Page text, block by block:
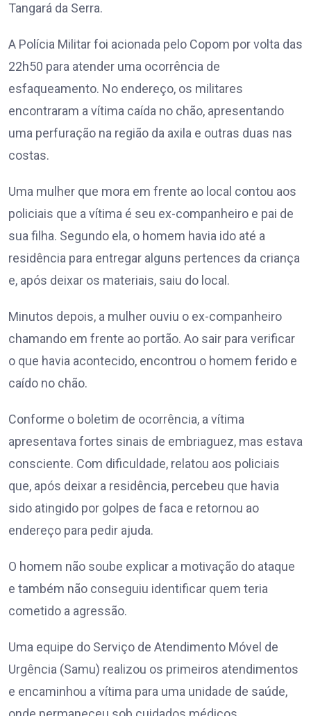
Tangará da Serra.
A Polícia Militar foi acionada pelo Copom por volta das
22h50 para atender uma ocorrência de
esfaqueamento. No endereço, os militares
encontraram a vítima caída no chão, apresentando
uma perfuração na região da axila e outras duas nas
costas.
Uma mulher que mora em frente ao local contou aos
policiais que a vítima é seu ex-companheiro e pai de
sua filha. Segundo ela, o homem havia ido até a
residência para entregar alguns pertences da criança
e, após deixar os materiais, saiu do local.
Minutos depois, a mulher ouviu o ex-companheiro
chamando em frente ao portão. Ao sair para verificar
o que havia acontecido, encontrou o homem ferido e
caído no chão.
Conforme o boletim de ocorrência, a vítima
apresentava fortes sinais de embriaguez, mas estava
consciente. Com dificuldade, relatou aos policiais
que, após deixar a residência, percebeu que havia
sido atingido por golpes de faca e retornou ao
endereço para pedir ajuda.
O homem não soube explicar a motivação do ataque
e também não conseguiu identificar quem teria
cometido a agressão.
Uma equipe do Serviço de Atendimento Móvel de
Urgência (Samu) realizou os primeiros atendimentos
e encaminhou a vítima para uma unidade de saúde,